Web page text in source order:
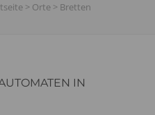
> Orte > Bretten
IN